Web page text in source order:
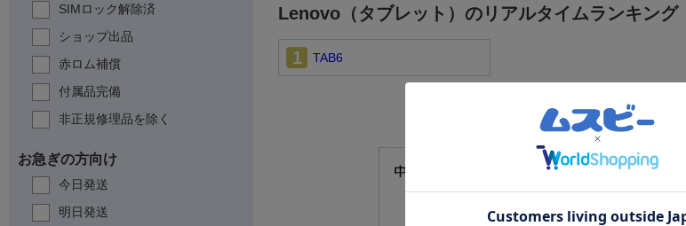
SIMロック解除済
ショップ出品
赤ロム補償
付属品完備
非正規修理品を除く
お急ぎの方向け
今日発送
明日発送
Lenovo（タブレット）のリアルタイムランキング
1 TAB6